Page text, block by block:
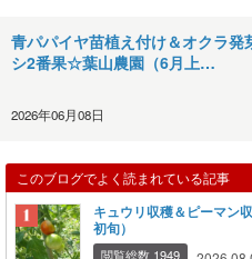
青パパイヤ苗植え付け＆オクラ発
シ2番果☆葉山農園（6月上…
2026年06月08日
このブログでよく読まれている記事
キュウリ収穫＆ピーマン
初旬）
閲覧総数 1949